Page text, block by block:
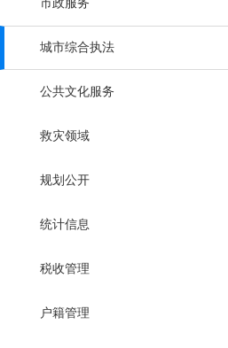
市政服务
城市综合执法
公共文化服务
救灾领域
规划公开
统计信息
税收管理
户籍管理